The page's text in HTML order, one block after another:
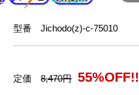
型番Jichodo(z)-c-75010
定価8,470円 55%OFF!!